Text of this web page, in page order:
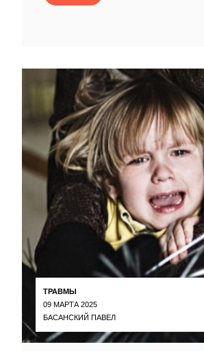
ТРАВМЫ
09 МАРТА 2025
БАСАНСКИЙ ПАВЕЛ